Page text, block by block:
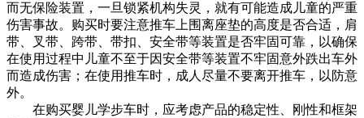
而无保险装置，一旦锁紧机构失灵，就有可能造成儿童的严重
伤害事故。购买时要注意推车上围离座垫的高度是否合适，肩
带、叉带、跨带、带扣、安全带等装置是否牢固可靠，以确保
在使用过程中儿童不至于因安全带等装置不牢固意外跌出车外
而造成伤害；在使用推车时，成人尽量不要离开推车，以防意
外。
在购买婴儿学步车时，应考虑产品的稳定性、刚性和框架